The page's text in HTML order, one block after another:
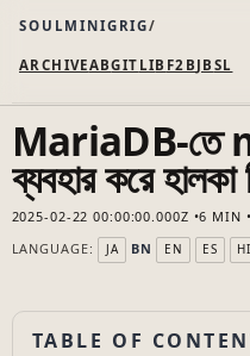
SOULMINIGRIG
ARCHIVEABGIT LIB F2B JB SL
MariaDB-
ব্যবহার করে হালকা
2025-02-22 00:00:00.000Z 6 MIN
LANGUAGE:
JA BN EN ES HI
TABLE OF